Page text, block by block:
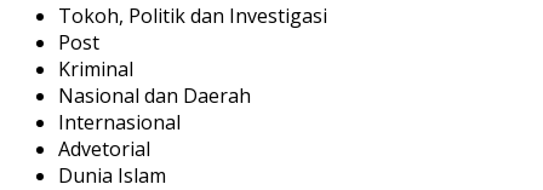
Tokoh, Politik dan Investigasi
Post
Kriminal
Nasional dan Daerah
Internasional
Advetorial
Dunia Islam